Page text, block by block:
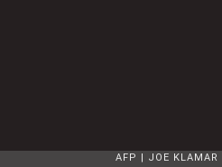
AFP JOE KLAMAR